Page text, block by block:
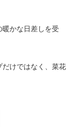
かな日差しを受
だけではなく、菜花